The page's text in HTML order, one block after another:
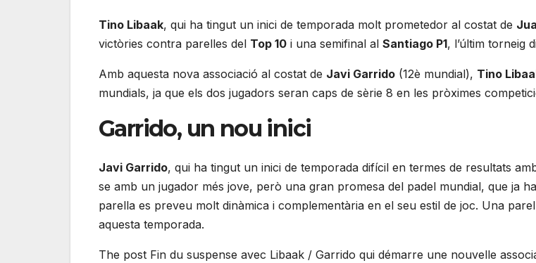
Tino Libaak, qui ha tingut un inici de temporada molt prometedor al costat de
victòries contra parelles del Top 10 i una semifinal al Santiago P1, l’últim torneig
Amb aquesta nova associació al costat de Javi Garrido (12è mundial), Tino
mundials, ja que els dos jugadors seran caps de sèrie 8 en les pròximes
Garrido, un nou inici
Javi Garrido, qui ha tingut un inici de temporada difícil en termes de resultats
se amb un jugador més jove, però una gran promesa del padel mundial, que ja
parella es preveu molt dinàmica i complementària en el seu estil de joc. Una
aquesta temporada.
The post Fin du suspense avec Libaak / Garrido qui démarre une nouvelle